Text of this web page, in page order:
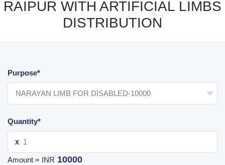
RAIPUR WITH ARTIFICIAL LIMBS
DISTRIBUTION
Purpose*
Quantity*
X
Amount = INR 10000